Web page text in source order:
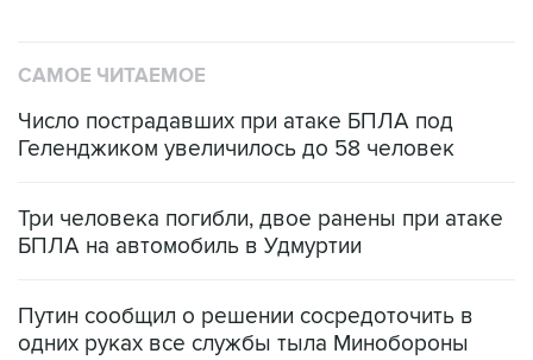
САМОЕ ЧИТАЕМОЕ
Число пострадавших при атаке БПЛА под
Геленджиком увеличилось до 58 человек
Три человека погибли, двое ранены при атаке
БПЛА на автомобиль в Удмуртии
Путин сообщил о решении сосредоточить в
одних руках все службы тыла Минобороны